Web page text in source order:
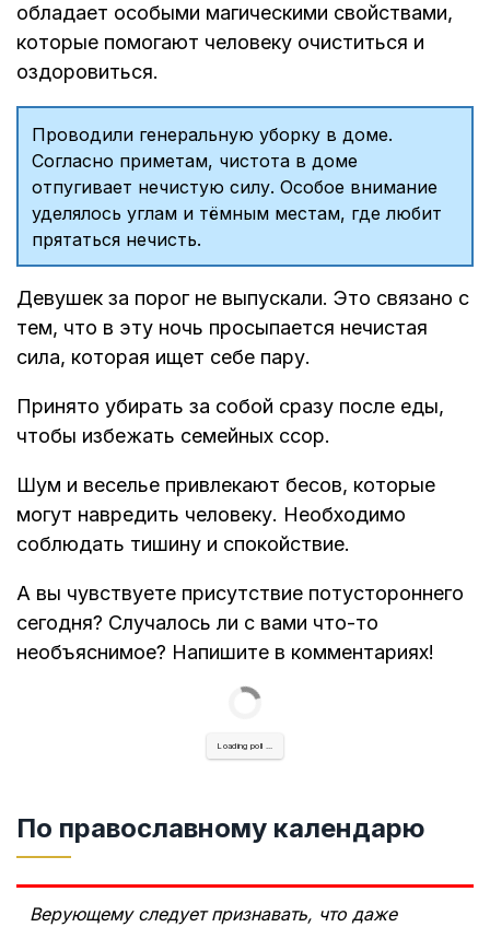
обладает особыми магическими свойствами,
которые помогают человеку очиститься и
оздоровиться.
Проводили генеральную уборку в доме.
Согласно приметам, чистота в доме
отпугивает нечистую силу. Особое внимание
уделялось углам и тёмным местам, где любит
прятаться нечисть.
Девушек за порог не выпускали. Это связано с
тем, что в эту ночь просыпается нечистая
сила, которая ищет себе пару.
Принято убирать за собой сразу после еды,
чтобы избежать семейных ссор.
Шум и веселье привлекают бесов, которые
могут навредить человеку. Необходимо
соблюдать тишину и спокойствие.
А вы чувствуете присутствие потустороннего
сегодня? Случалось ли с вами что-то
необъяснимое? Напишите в комментариях!
Loading poll ...
По православному календарю
Верующему следует признавать, что даже